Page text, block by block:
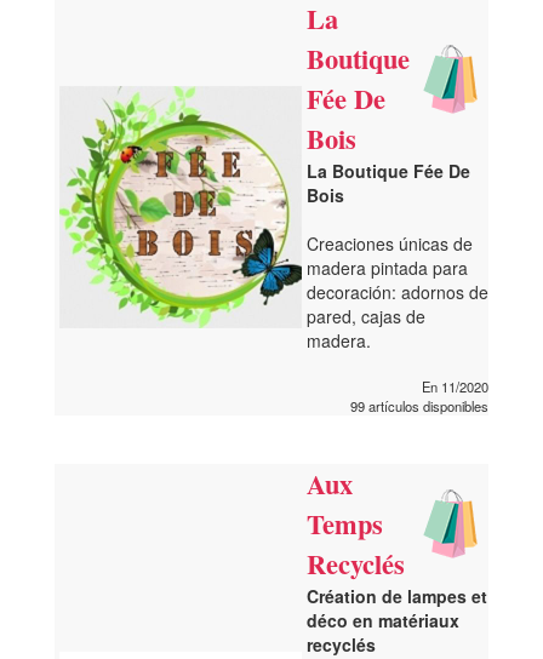
La
Boutique
Fée De
Bois
La Boutique Fée De
Bois
Creaciones únicas de
madera pintada para
decoración: adornos de
pared, cajas de
madera.
En 11/2020
99 artículos disponibles
Aux
Temps
Recyclés
Création de lampes et
déco en matériaux
recyclés